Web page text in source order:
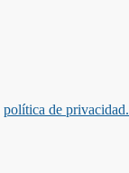
política de privacidad.